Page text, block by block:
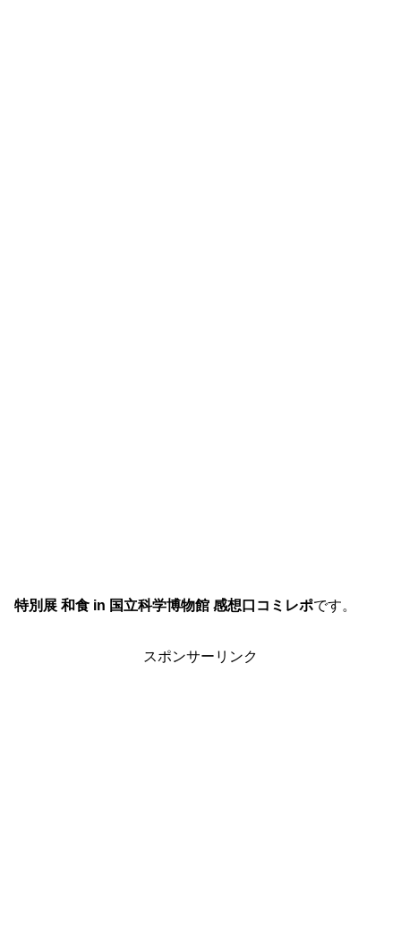
特別展 和食 in 国立科学博物館 感想口コミレポです。
スポンサーリンク